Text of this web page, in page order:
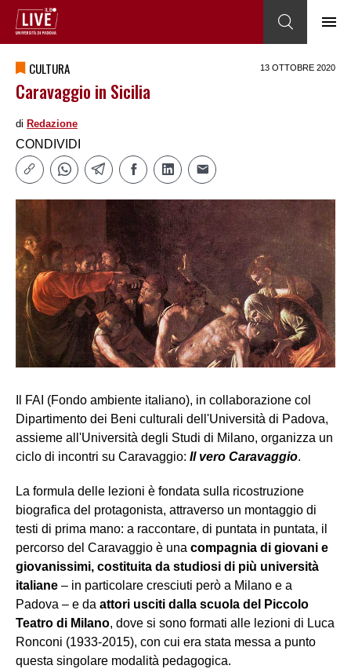
CULTURA 13 OTTOBRE 2020
Caravaggio in Sicilia
di Redazione
CONDIVIDI
Il FAI (Fondo ambiente italiano), in collaborazione col
Dipartimento dei Beni culturali dell'Università di Padova,
assieme all'Università degli Studi di Milano, organizza un
ciclo di incontri su Caravaggio: Il vero Caravaggio.
La formula delle lezioni è fondata sulla ricostruzione
biografica del protagonista, attraverso un montaggio di
testi di prima mano: a raccontare, di puntata in puntata, il
percorso del Caravaggio è una compagnia di giovani e
giovanissimi, costituita da studiosi di più università
italiane – in particolare cresciuti però a Milano e a
Padova – e da attori usciti dalla scuola del Piccolo
Teatro di Milano, dove si sono formati alle lezioni di Luca
Ronconi (1933-2015), con cui era stata messa a punto
questa singolare modalità pedagogica.